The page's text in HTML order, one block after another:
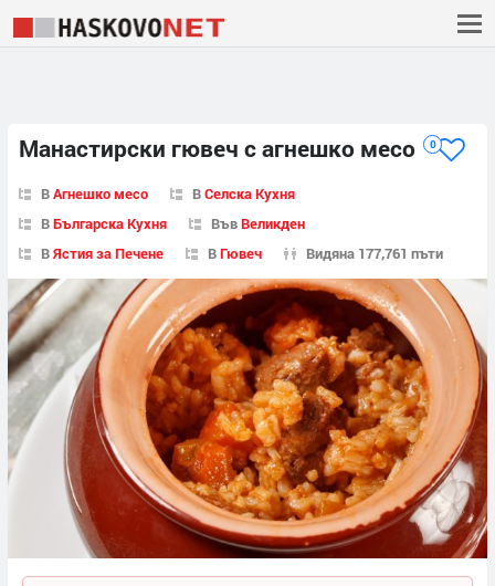
Манастирски гювеч с агнешко месо 0
ВАгнешко месо ВСелска Кухня
ВБългарска Кухня ВъвВеликден
ВЯстия за Печене ВГювеч Видяна 177,761 пъти